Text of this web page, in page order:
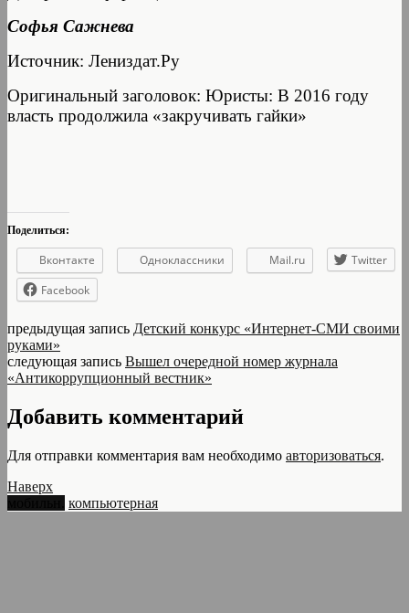
Софья Сажнева
Источник: Лениздат.Ру
Оригинальный заголовок: Юристы: В 2016 году
власть продолжила «закручивать гайки»
Поделиться:
Вконтакте Одноклассники Mail.ru
Twitter
Facebook
предыдущая запись Детский конкурс «Интернет-СМИ своими
руками»
следующая запись Вышел очередной номер журнала
«Антикоррупционный вестник»
Добавить комментарий
Для отправки комментария вам необходимо авторизоваться.
Наверх
компьютерная